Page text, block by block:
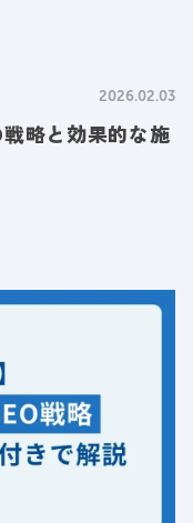
2026.02.03
略と効果的な施